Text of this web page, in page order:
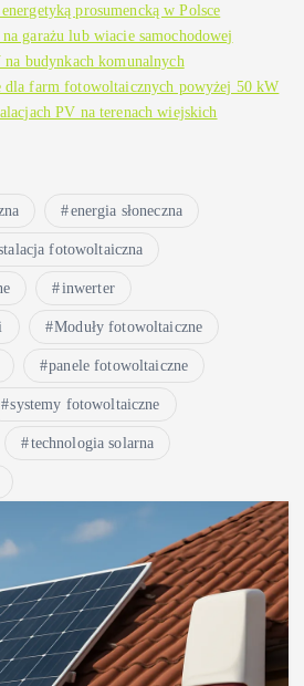
prosumencką w Polsce
garażu lub wiacie samochodowej
budynkach komunalnych
dla farm fotowoltaicznych powyżej 50 kW
PV na terenach wiejskich
energia słoneczna
fotowoltaiczna
inwerter
Moduły fotowoltaiczne
panele fotowoltaiczne
systemy fotowoltaiczne
technologia solarna